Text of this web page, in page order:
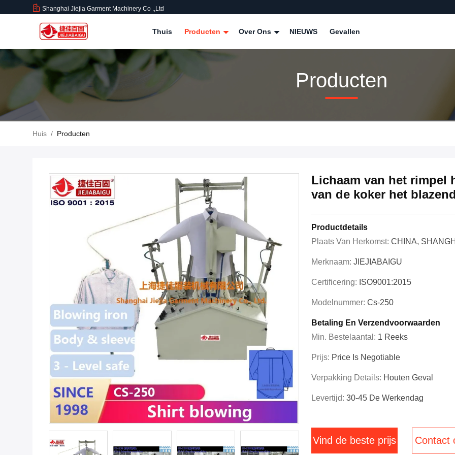
Shanghai Jiejia Garment Machinery Co .,ltd
Thuis Producten Over Ons NIEUWS Gevallen
Producten
Huis / Producten
Lichaam van het rimpel
van de koker het
Productdetails
Plaats Van Herkomst: CHINA,
Merknaam: JIEJIABAIGU
Certificering: ISO9001:2015
Modelnummer: Cs-250
Betaling En Verzendvoorwaarden
Min. Bestelaantal: 1 Reeks
Prijs: Price Is Negotiable
Verpakking Details: Houten Geval
Levertijd: 30-45 De Werkendag
Vind de beste prijs Contact